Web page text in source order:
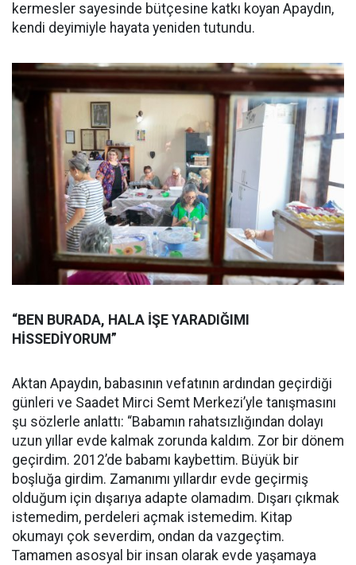
kermesler sayesinde bütçesine katkı koyan Apaydın,
kendi deyimiyle hayata yeniden tutundu.
“BEN BURADA, HALA İŞE YARADIĞIMI
HİSSEDİYORUM”
Aktan Apaydın, babasının vefatının ardından geçirdiği
günleri ve Saadet Mirci Semt Merkezi’yle tanışmasını
şu sözlerle anlattı: “Babamın rahatsızlığından dolayı
uzun yıllar evde kalmak zorunda kaldım. Zor bir dönem
geçirdim. 2012’de babamı kaybettim. Büyük bir
boşluğa girdim. Zamanımı yıllardır evde geçirmiş
olduğum için dışarıya adapte olamadım. Dışarı çıkmak
istemedim, perdeleri açmak istemedim. Kitap
okumayı çok severdim, ondan da vazgeçtim.
Tamamen asosyal bir insan olarak evde yaşamaya